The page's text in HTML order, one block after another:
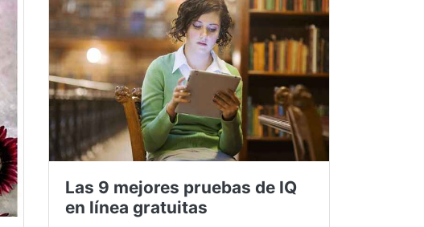
Las 9 mejores pruebas de IQ
en línea gratuitas